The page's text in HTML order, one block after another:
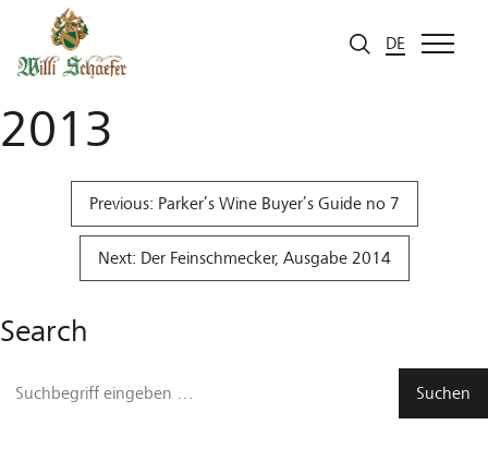
DE
WEIN, André Dominé
2013
Beitragsnavigation
Previous: Parker’s Wine Buyer’s Guide no 7
Next: Der Feinschmecker, Ausgabe 2014
Search